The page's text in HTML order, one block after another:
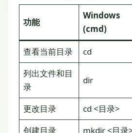
功能
Windows
(cmd)
查看当前目录 cd
列出文件和目
录
dir
更改目录 cd <目录>
创建目录
mkdir <目录